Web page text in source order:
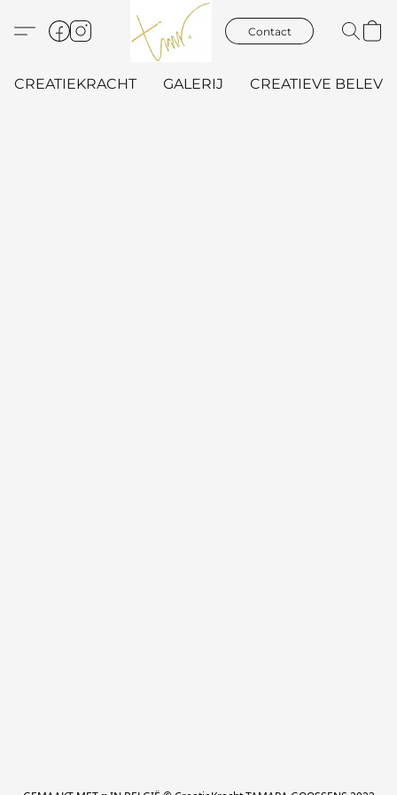
Contact
CREATIEKRACHT GALERIJ CREATIEVE